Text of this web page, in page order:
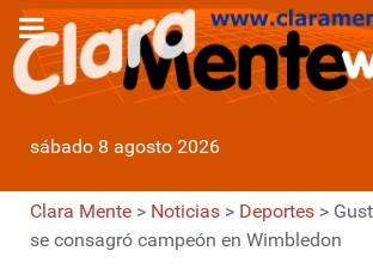
sábado 8 agosto 2026
Clara Mente > Noticias > Deportes >
se consagró campeón en Wimbledon